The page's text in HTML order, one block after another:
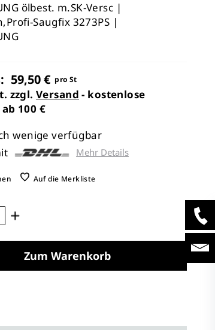
ölbest. m.SK-Versc |
Saugfix 3273PS |
59,50 € pro St
zzgl.Versand - kostenlose
100 €
wenige verfügbar
Mehr Details
Auf die Merkliste
Zum Warenkorb